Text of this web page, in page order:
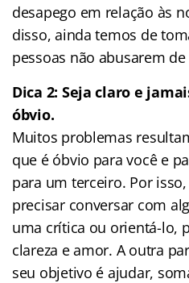
desapego em relação às
disso, ainda temos de
pessoas não abusarem
Dica 2: Seja claro e
óbvio.
Muitos problemas
que é óbvio para você e
para um terceiro. Por
precisar conversar com
uma crítica ou orientá-lo,
clareza e amor. A outra
seu objetivo é ajudar,